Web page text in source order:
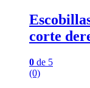
corte
0 de 5
(0)